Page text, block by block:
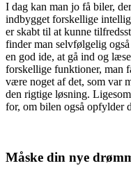
I dag kan man jo få biler,
indbygget forskellige
er skabt til at kunne
finder man selvfølgelig
en god ide, at gå ind og
forskellige funktioner, man
være noget af det, som var
den rigtige løsning.
for, om bilen også opfylder
Måske din nye